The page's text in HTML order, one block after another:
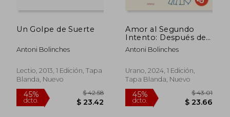
Un Golpe de Suerte
Antoni Bolinches
Lectio, 2013, 1 Edición, Tapa
Blanda, Nuevo
Amor al Segundo
Intento: Después de
los Peores Días
Llegan los Mejores
Antoni Bolinches
Urano, 2024, 1 Edición,
Tapa Blanda, Nuevo